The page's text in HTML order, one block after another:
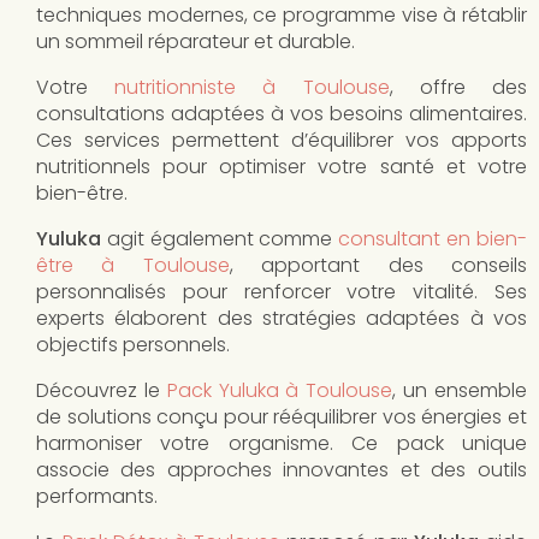
techniques modernes, ce programme vise à rétablir
un sommeil réparateur et durable.
Votre nutritionniste à Toulouse, offre des
consultations adaptées à vos besoins alimentaires.
Ces services permettent d’équilibrer vos apports
nutritionnels pour optimiser votre santé et votre
bien-être.
Yuluka agit également comme consultant en bien-
être à Toulouse, apportant des conseils
personnalisés pour renforcer votre vitalité. Ses
experts élaborent des stratégies adaptées à vos
objectifs personnels.
Découvrez le Pack Yuluka à Toulouse, un ensemble
de solutions conçu pour rééquilibrer vos énergies et
harmoniser votre organisme. Ce pack unique
associe des approches innovantes et des outils
performants.